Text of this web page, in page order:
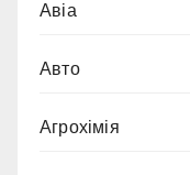
Авіа
Авто
Агрохімія